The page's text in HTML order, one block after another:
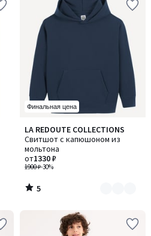
Финальная цена
LA REDOUTE COLLECTIONS
Свитшот с капюшоном из
мольтона
1900 ₽-30%
от1330 ₽
5
/
5
Количество
цветов:
4
5
/